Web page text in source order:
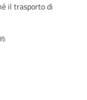
il trasporto di